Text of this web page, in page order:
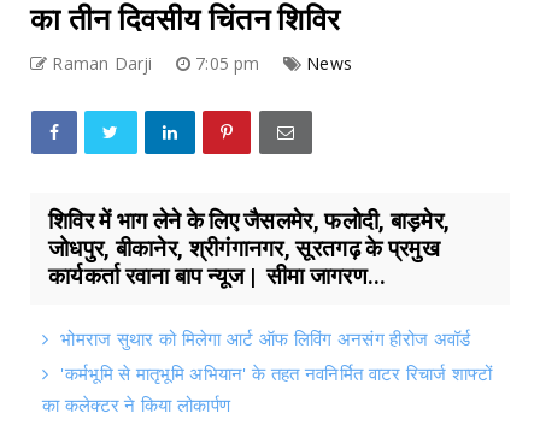
का तीन दिवसीय चिंतन शिविर
Raman Darji 7:05 pm News
शिविर में भाग लेने के लिए जैसलमेर, फलोदी, बाड़मेर,
जोधपुर, बीकानेर, श्रीगंगानगर, सूरतगढ़ के प्रमुख
कार्यकर्ता रवाना बाप न्यूज | सीमा जागरण...
भोमराज सुथार को मिलेगा आर्ट ऑफ लिविंग अनसंग हीरोज अवॉर्ड
'कर्मभूमि से मातृभूमि अभियान' के तहत नवनिर्मित वाटर रिचार्ज शाफ्टों
का कलेक्टर ने किया लोकार्पण